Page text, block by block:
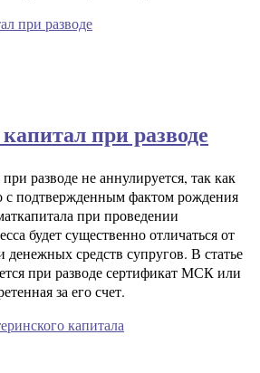
при разводе
разводе не аннулируется, так как
с подтвержденным фактом рождения
при проведении
будет существенно отличаться от
средств супругов. В статье
при разводе сертификат МСК или
за его счет.